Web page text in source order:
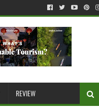
REVIEW